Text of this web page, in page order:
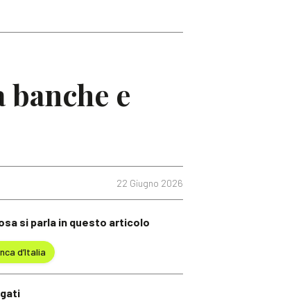
e
22 Giugno 2026
si parla in questo articolo
d’Italia